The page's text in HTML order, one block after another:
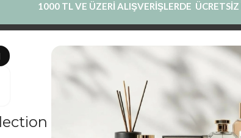
1000 TL VE ÜZERİ ALIŞVERİŞLERDE
ONLINE SATIŞ PRIVATE LABEL KURUMSAL